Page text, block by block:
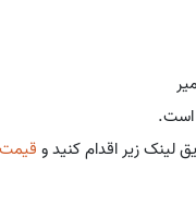
است.
لینک زیر اقدام کنید و